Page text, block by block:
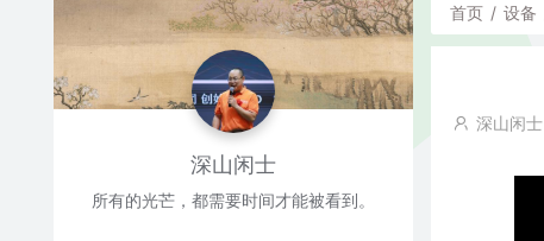
首页 / 设备
深山闲士
深山闲士
所有的光芒，都需要时间才能被看到。